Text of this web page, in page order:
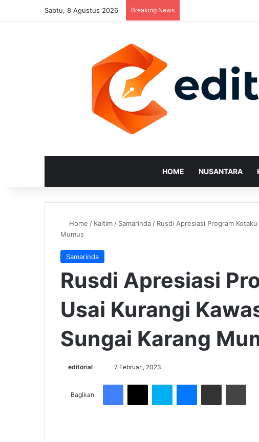
Sabtu, 8 Agustus 2026 Breaking News
HOME NUSANTARA
Home / Kaltim / Samarinda / Rusdi Apresiasi Program
Mumus
Samarinda
Rusdi Apresiasi
Usai Kurangi
Sungai Karang
editorial
Send7 Februari, 2023
Bagikan
Facebook
X Skype Messenger
Share via Email